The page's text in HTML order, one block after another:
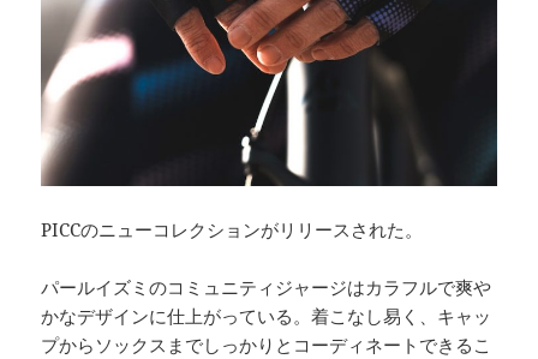
PICCのニューコレクションがリリースされた。
パールイズミのコミュニティジャージはカラフルで爽や
かなデザインに仕上がっている。着こなし易く、キャッ
プからソックスまでしっかりとコーディネートできるこ